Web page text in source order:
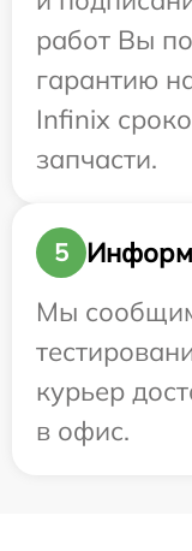
работ Вы
гарантию
Infinix
запчасти.
5
Мы
курьер
в офис.